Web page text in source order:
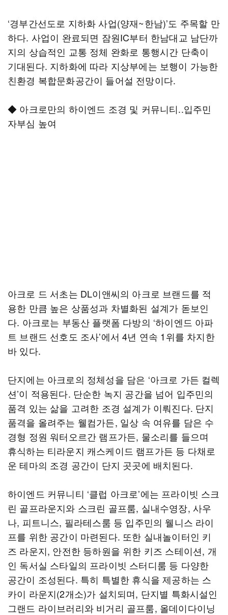
‘경부간선도로 지하화 사업(양재~한남)’도 주목할 만
하다. 사업이 완료되면 잠원IC부터 한남대교 남단까
지의 상습적인 교통 정체 완화로 통행시간 단축이
기대된다. 지하화에 따라 지상부에는 보행이 가능한
친환경 복합문화공간이 들어설 전망이다.
◆ 아크로만의 하이엔드 조경 및 커뮤니티..입주민
자부심 높여
아크로 드 서초는 DL이앤씨의 아크로 브랜드를 적
용한 만큼 높은 상품성과 차별화된 설계가 돋보인
다. 아크로는 부동산 플랫폼 다방의 ‘하이엔드 아파
트 브랜드 선호도 조사’에서 4년 연속 1위를 차지한
바 있다.
단지에는 아크로의 정체성을 담은 ‘아크로 가든 컬렉
션’이 적용된다. 단순한 녹지 공간을 넘어 입주민의
품격 있는 삶을 고려한 조경 설계가 이뤄진다. 단지
품격을 올려주는 웰컴가든, 일상 속 여유를 담은 수
경형 정원 워터오르간 램프가든, 물소리를 들으며
휴식하는 티라운지 캐스케이드 램프가든 등 다채로
운 테마의 조경 공간이 단지 곳곳에 배치된다.
하이엔드 커뮤니티 ‘클럽 아크로’에는 프라이빗 스크
린 골프라운지와 스크린 골프룸, 실내수영장, 사우
나, 피트니스, 필라테스룸 등 입주민의 웰니스 라이
프를 위한 공간이 마련된다. 또한 실내놀이터인 키
즈 라운지, 안전한 등하원을 위한 키즈 스테이션, 개
인 독서실 스타일의 프라이빗 스터디룸 등 다양한
공간이 조성된다. 특히 특별한 휴식을 제공하는 스
카이 라운지(2개소)가 설치되며, 단지별 특화시설인
그랜드 라이브러리와 비거리 골프룸, 올데이다이닝